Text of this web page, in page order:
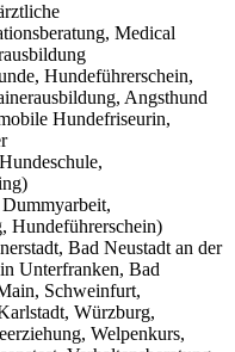
Medical
Hundeführerschein,
Angsthund
Hundefriseurin,
Hundeführerschein)
Bad Neustadt an der
Unterfranken, Bad
Schweinfurt,
Würzburg,
Welpenkurs,